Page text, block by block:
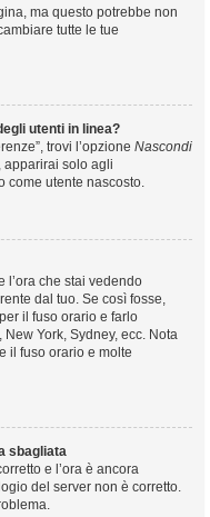
ma questo potrebbe non
tutte le tue
utenti in linea?
trovi l’opzione Nascondi
apparirai solo agli
come utente nascosto.
l’ora che stai vedendo
dal tuo. Se così fosse,
il fuso orario e farlo
York, Sydney, ecc. Nota
il fuso orario e molte
sbagliata
e l’ora è ancora
del server non è corretto.